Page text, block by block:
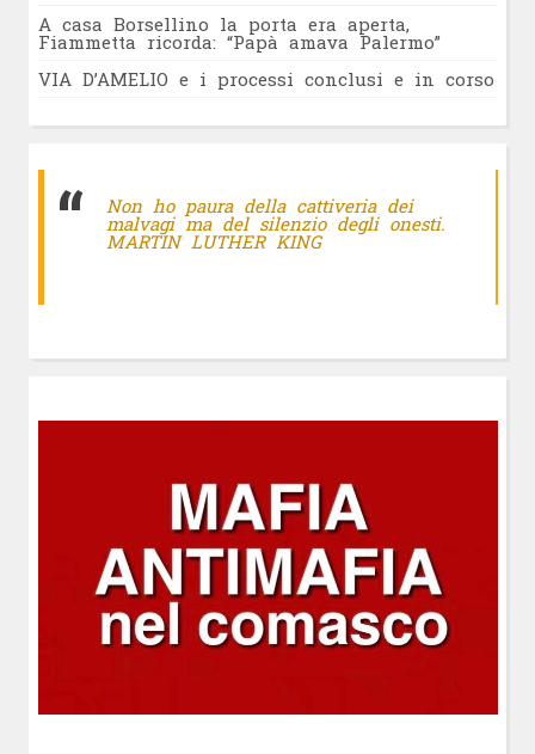
A casa Borsellino la porta era aperta,
Fiammetta ricorda: “Papà amava Palermo”
VIA D’AMELIO e i processi conclusi e in corso
Non ho paura della cattiveria dei
malvagi ma del silenzio degli onesti.
MARTIN LUTHER KING